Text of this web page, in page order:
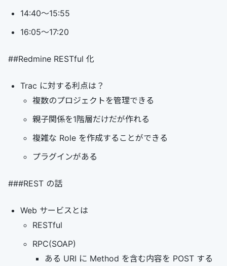
14:40～15:55
16:05～17:20
##Redmine RESTful 化
Trac に対する利点は？
複数のプロジェクトを管理できる
親子関係を1階層だけだが作れる
複雑な Role を作成することができる
プラグインがある
###REST の話
Web サービスとは
RESTful
RPC(SOAP)
ある URI に Method を含む内容を POST する